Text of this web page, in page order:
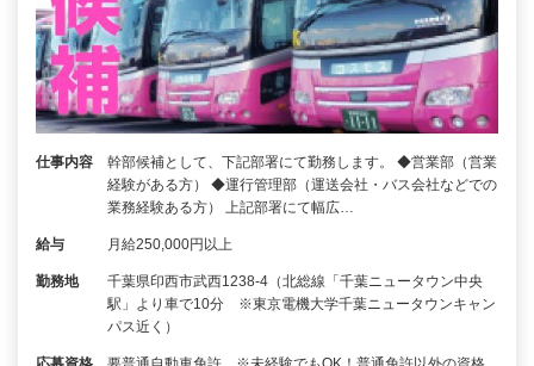
仕事内容
幹部候補として、下記部署にて勤務します。 ◆営業部（営業
経験がある方） ◆運行管理部（運送会社・バス会社などでの
業務経験ある方） 上記部署にて幅広…
給与 月給250,000円以上
勤務地
千葉県印西市武西1238-4（北総線「千葉ニュータウン中央
駅」より車で10分 ※東京電機大学千葉ニュータウンキャン
パス近く）